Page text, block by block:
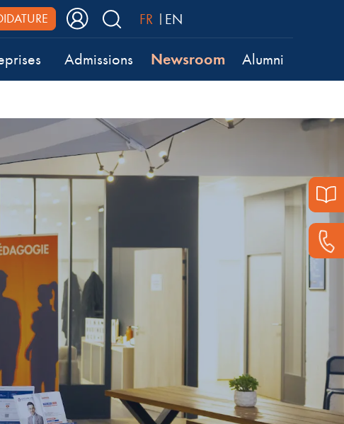
FR EN
Admissions Newsroom Alumni